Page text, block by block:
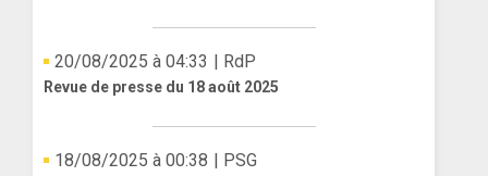
20/08/2025 à 04:33 | RdP
Revue de presse du 18 août 2025
18/08/2025 à 00:38 | PSG